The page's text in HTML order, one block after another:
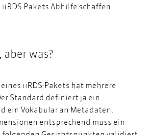
Pakets Abhilfe schaffen.
was?
iiRDS-Pakets hat mehrere
Standard definiert ja ein
ein Vokabular an Metadaten.
entsprechend muss ein